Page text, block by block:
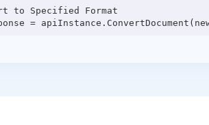
to Specified Format